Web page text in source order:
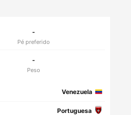
-
Pé preferido
-
Peso
Venezuela
Portuguesa